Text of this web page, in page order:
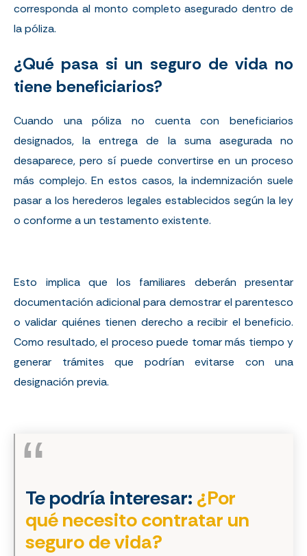
corresponda al monto completo asegurado dentro de
la póliza.
¿Qué pasa si un seguro de vida no
tiene beneficiarios?
Cuando una póliza no cuenta con beneficiarios
designados, la entrega de la suma asegurada no
desaparece, pero sí puede convertirse en un proceso
más complejo. En estos casos, la indemnización suele
pasar a los herederos legales establecidos según la ley
o conforme a un testamento existente.
Esto implica que los familiares deberán presentar
documentación adicional para demostrar el parentesco
o validar quiénes tienen derecho a recibir el beneficio.
Como resultado, el proceso puede tomar más tiempo y
generar trámites que podrían evitarse con una
designación previa.
Te podría interesar: ¿Por
qué necesito contratar un
seguro de vida?